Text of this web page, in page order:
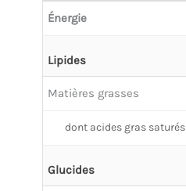
Énergie
Lipides
Matières grasses
dont acides gras saturés
Glucides